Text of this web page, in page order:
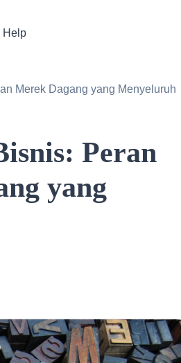
Help
Merek Dagang yang Menyeluruh
Peran
yang